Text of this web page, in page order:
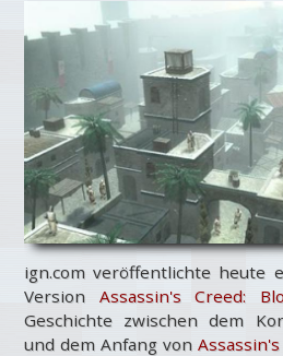
ign.com veröffentlichte heute
Version Assassin's Creed:
Geschichte zwischen dem
und dem Anfang von